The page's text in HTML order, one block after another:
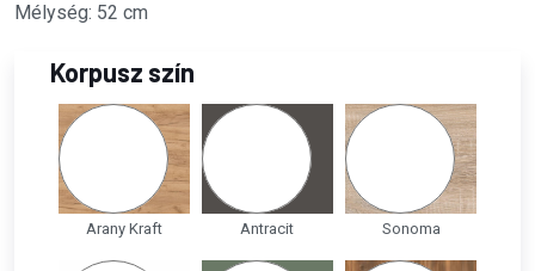
Mélység: 52 cm
Korpusz szín
Arany Kraft Antracit Sonoma